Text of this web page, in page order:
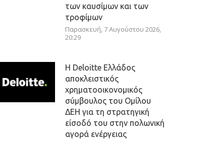
των καυσίμων και των
τροφίμων
Παρασκευή, 7 Αυγούστου 2026,
20:29
Η Deloitte Ελλάδος
αποκλειστικός
χρηματοοικονομικός
σύμβουλος του Ομίλου
ΔΕΗ για τη στρατηγική
είσοδό του στην πολωνική
αγορά ενέργειας